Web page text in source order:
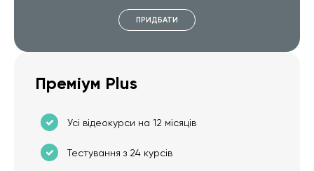
ПРИДБАТИ
Преміум Plus
Усі відеокурси на 12 місяців
Тестування з 24 курсів